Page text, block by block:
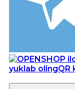
yuklab olingQR